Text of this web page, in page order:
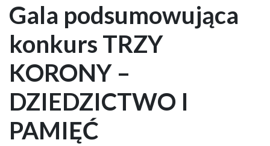
Gala podsumowująca
konkurs TRZY
KORONY –
DZIEDZICTWO I
PAMIĘĆ